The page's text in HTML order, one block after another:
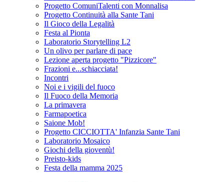
Progetto ComuniTalenti con Monnalisa
Progetto Continuità alla Sante Tani
Il Gioco della Legalità
Festa al Pionta
Laboratorio Storytelling L2
Un olivo per parlare di pace
Lezione aperta progetto "Pizzicore"
Frazioni e...schiacciata!
Incontri
Noi e i vigili del fuoco
Il Fuoco della Memoria
La primavera
Farmapoetica
Saione Mob!
Progetto CICCIOTTA' Infanzia Sante Tani
Laboratorio Mosaico
Giochi della gioventù!
Preisto-kids
Festa della mamma 2025